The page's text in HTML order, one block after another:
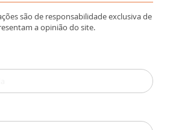
são de responsabilidade exclusiva de
a opinião do site.